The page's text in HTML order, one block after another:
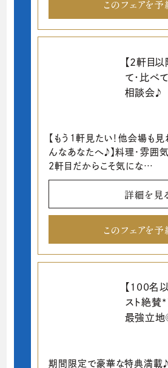
このフェアを予
【2軒目
て・比べ
相談会♪
【もう1軒見たい！他会場も見
んなあなたへ♪】料理・雰囲
2軒目だからこそ気にな…
詳細を見
このフェアを予
【100名
スト絶賛
最強立
期間限定で豪華な特典満載♪